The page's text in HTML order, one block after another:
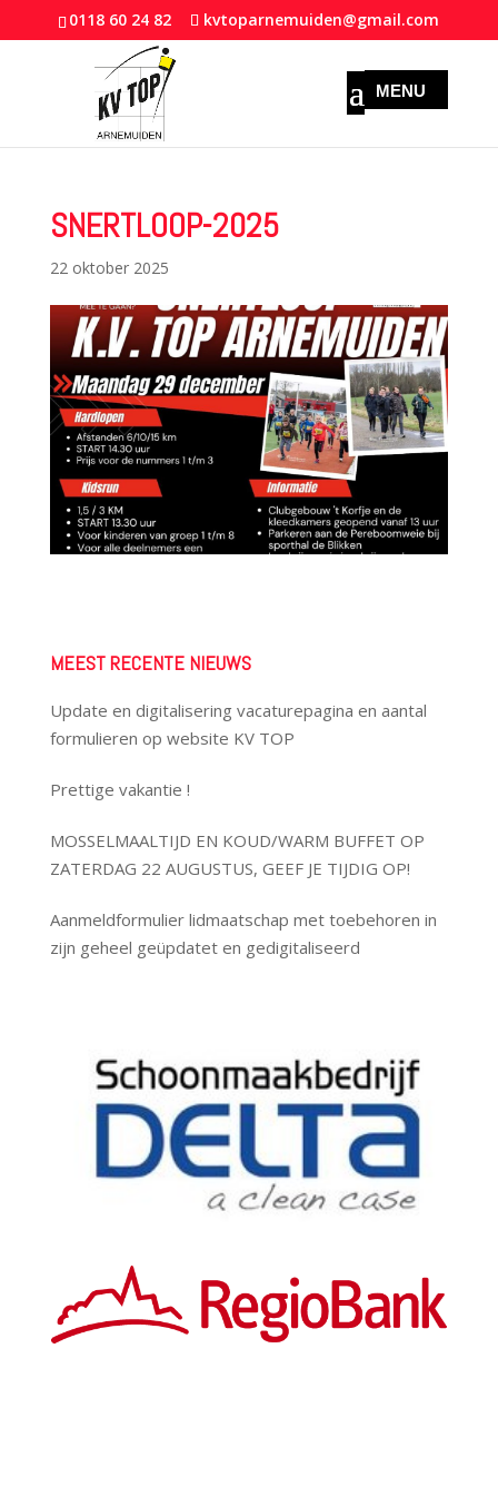
0118 60 24 82 kvtoparnemuiden@gmail.com
SNERTLOOP-2025
22 oktober 2025
MEEST RECENTE NIEUWS
Update en digitalisering vacaturepagina en aantal
formulieren op website KV TOP
Prettige vakantie !
MOSSELMAALTIJD EN KOUD/WARM BUFFET OP
ZATERDAG 22 AUGUSTUS, GEEF JE TIJDIG OP!
Aanmeldformulier lidmaatschap met toebehoren in
zijn geheel geüpdatet en gedigitaliseerd